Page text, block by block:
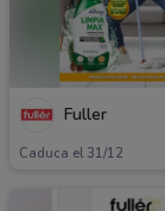
Fuller
Caduca el 31/12